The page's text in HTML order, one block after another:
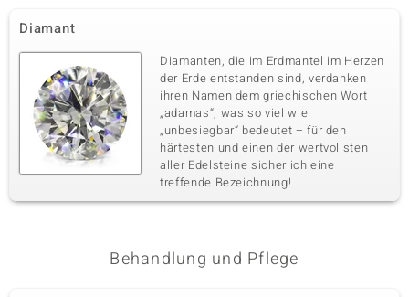
Diamant
Diamanten, die im Erdmantel im Herzen
der Erde entstanden sind, verdanken
ihren Namen dem griechischen Wort
„adamas“, was so viel wie
„unbesiegbar“ bedeutet – für den
härtesten und einen der wertvollsten
aller Edelsteine sicherlich eine
treffende Bezeichnung!
Behandlung und Pflege